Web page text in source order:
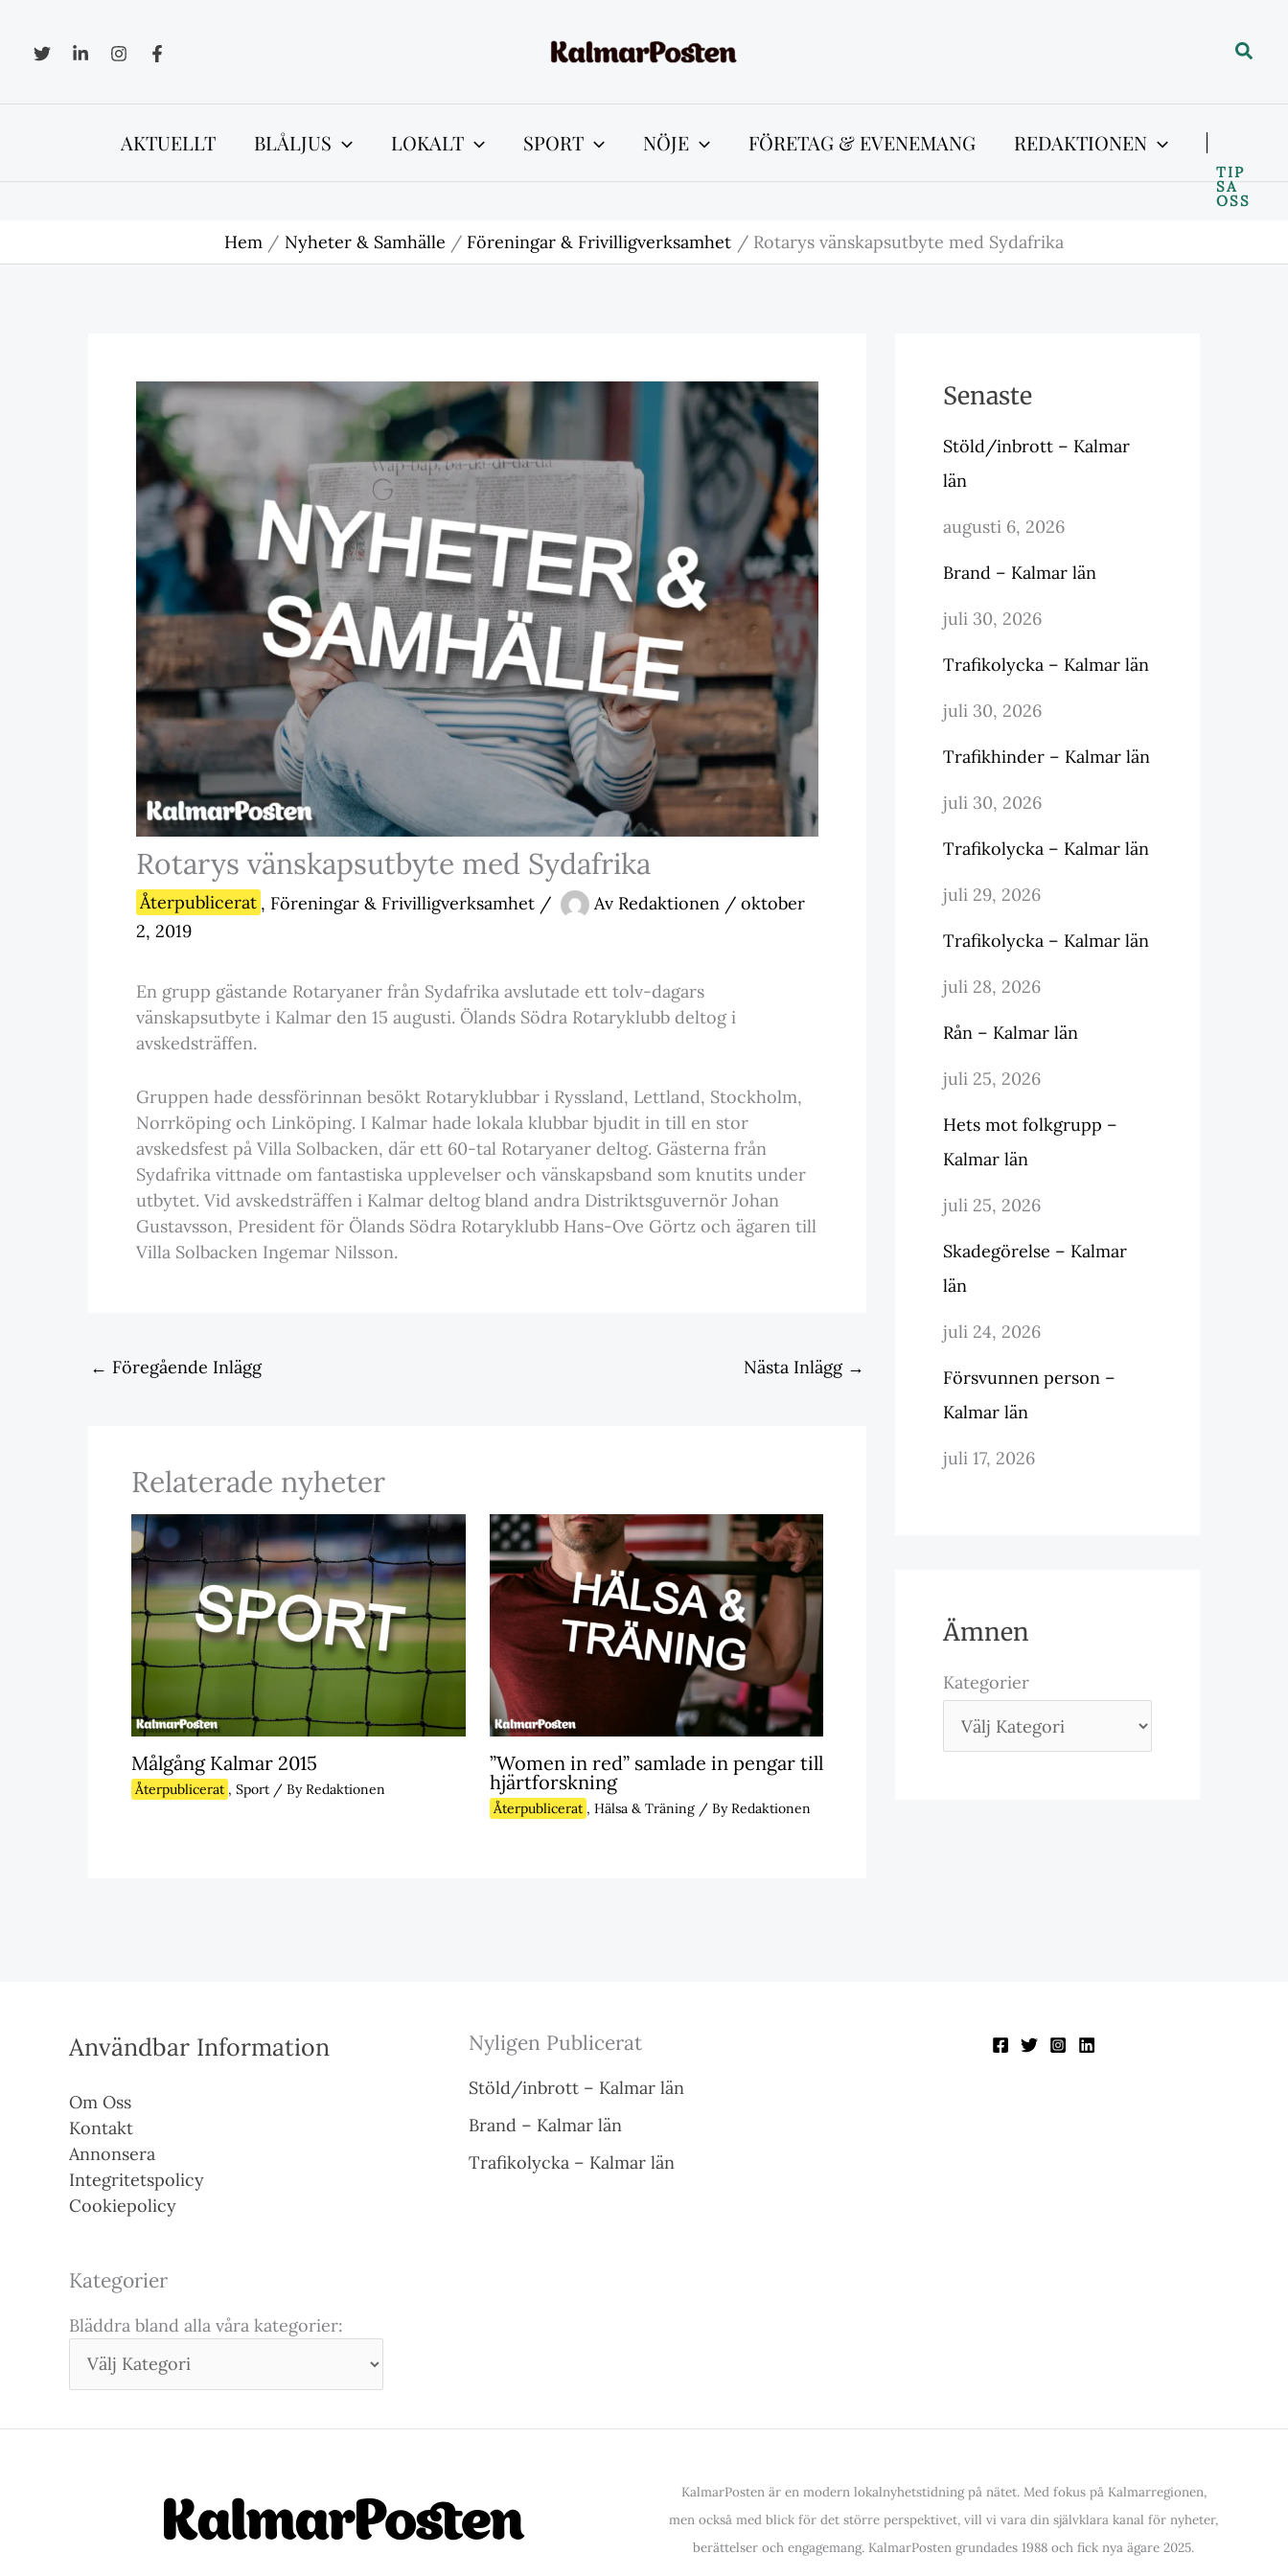
innehåll
Sök
AKTUELLT BLÅLJUS LOKALT SPORT NÖJE FÖRETAG & EVENEMANG REDAKTIONEN
TIP
SA
OSS
Hem Nyheter & Samhälle Föreningar & Frivilligverksamhet Rotarys vänskapsutbyte med Sydafrika
Rotarys vänskapsutbyte med Sydafrika
Återpublicerat , Föreningar & Frivilligverksamhet / Av Redaktionen / oktober
2, 2019
En grupp gästande Rotaryaner från Sydafrika avslutade ett tolv-dagars
vänskapsutbyte i Kalmar den 15 augusti. Ölands Södra Rotaryklubb deltog i
avskedsträffen.
Gruppen hade dessförinnan besökt Rotaryklubbar i Ryssland, Lettland, Stockholm,
Norrköping och Linköping. I Kalmar hade lokala klubbar bjudit in till en stor
avskedsfest på Villa Solbacken, där ett 60-tal Rotaryaner deltog. Gästerna från
Sydafrika vittnade om fantastiska upplevelser och vänskapsband som knutits under
utbytet. Vid avskedsträffen i Kalmar deltog bland andra Distriktsguvernör Johan
Gustavsson, President för Ölands Södra Rotaryklubb Hans-Ove Görtz och ägaren till
Villa Solbacken Ingemar Nilsson.
← Föregående Inlägg Nästa Inlägg →
Relaterade nyheter
Målgång Kalmar 2015
Återpublicerat , Sport / ByRedaktionen
”Women in red” samlade in pengar till
hjärtforskning
Återpublicerat , Hälsa & Träning/ ByRedaktionen
Senaste
Stöld/inbrott – Kalmar
län
augusti 6, 2026
Brand – Kalmar län
juli 30, 2026
Trafikolycka – Kalmar län
juli 30, 2026
Trafikhinder – Kalmar län
juli 30, 2026
Trafikolycka – Kalmar län
juli 29, 2026
Trafikolycka – Kalmar län
juli 28, 2026
Rån – Kalmar län
juli 25, 2026
Hets mot folkgrupp –
Kalmar län
juli 25, 2026
Skadegörelse – Kalmar
län
juli 24, 2026
Försvunnen person –
Kalmar län
juli 17, 2026
Ämnen
Kategorier
Användbar Information
Om Oss
Kontakt
Annonsera
Integritetspolicy
Cookiepolicy
Kategorier
Bläddra bland alla våra kategorier:
Nyligen Publicerat
Stöld/inbrott – Kalmar län
Brand – Kalmar län
Trafikolycka – Kalmar län
KalmarPosten är en modern lokalnyhetstidning på nätet. Med fokus på Kalmarregionen,
men också med blick för det större perspektivet, vill vi vara din självklara kanal för nyheter,
berättelser och engagemang. KalmarPosten grundades 1988 och fick nya ägare 2025.